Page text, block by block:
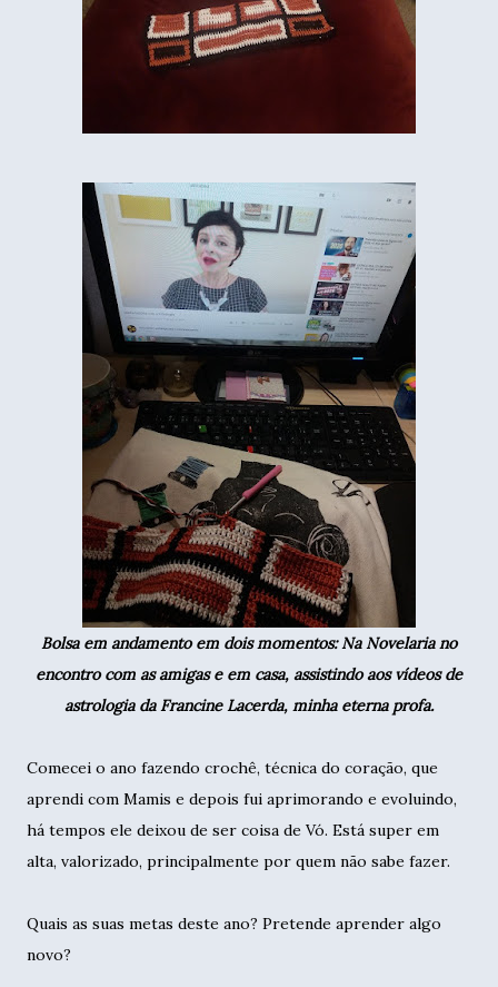
Bolsa em andamento em dois momentos: Na Novelaria no
encontro com as amigas e em casa, assistindo aos vídeos de
astrologia da Francine Lacerda, minha eterna profa.
Comecei o ano fazendo crochê, técnica do coração, que
aprendi com Mamis e depois fui aprimorando e evoluindo,
há tempos ele deixou de ser coisa de Vó. Está super em
alta, valorizado, principalmente por quem não sabe fazer.
Quais as suas metas deste ano? Pretende aprender algo
novo?